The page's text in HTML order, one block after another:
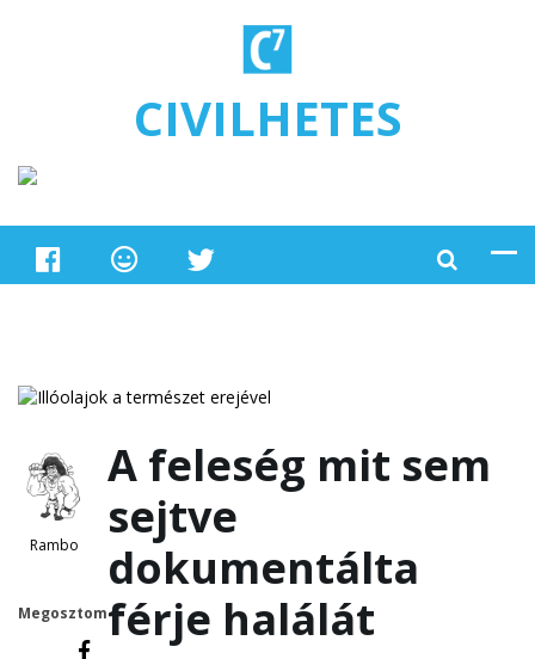
CIVILHETES
Rambo
Megosztom
A feleség mit sem
sejtve
dokumentálta
férje halálát